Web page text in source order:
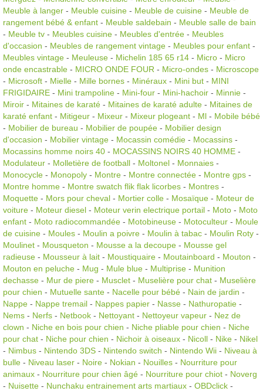
Meuble à langer - Meuble cuisine - Meuble de cuisine - Meuble de
rangement bébé & enfant - Meuble saldebain - Meuble salle de bain
- Meuble tv - Meubles cuisine - Meubles d'entrée - Meubles
d'occasion - Meubles de rangement vintage - Meubles pour enfant -
Meubles vintage - Meuleuse - Michelin 185 65 r14 - Micro - Micro
onde encastrable - MICRO ONDE FOUR - Micro-ondes - Microscope
- Microsoft - Mielle - Mille bornes - Minéraux - Mini but - MINI
FRIGIDAIRE - Mini trampoline - Mini-four - Mini-hachoir - Minnie -
Miroir - Mitaines de karaté - Mitaines de karaté adulte - Mitaines de
karaté enfant - Mitigeur - Mixeur - Mixeur plogeant - Ml - Mobile bébé
- Mobilier de bureau - Mobilier de poupée - Mobilier design
d'occasion - Mobilier vintage - Mocassin comédie - Mocassins -
Mocassins homme noirs 40 - MOCASSINS NOIRS 40 HOMME -
Modulateur - Molletière de football - Moltonel - Monnaies -
Monocycle - Monopoly - Montre - Montre connectée - Montre gps -
Montre homme - Montre swatch flik flak licorbes - Montres -
Moquette - Mors pour cheval - Mortier colle - Mosaïque - Moteur de
voiture - Moteur diesel - Moteur verin electrique portail - Moto - Moto
enfant - Moto radiocommandée - Motobineuse - Motoculteur - Moule
de cuisine - Moules - Moulin a poivre - Moulin à tabac - Moulin Roty -
Moulinet - Mousqueton - Mousse a la decoupe - Mousse gel
radieuse - Mousseur à lait - Moustiquaire - Moutainboard - Mouton -
Mouton en peluche - Mug - Mule blue - Multiprise - Munition
dechasse - Mur de piere - Musclet - Muselière pour chat - Muselière
pour chien - Mutuelle sante - Nacelle pour bébé - Nain de jardin -
Nappe - Nappe tremail - Nappes papier - Nasse - Nathuropatie -
Nems - Nerfs - Netbook - Nettoyant - Nettoyeur vapeur - Nez de
clown - Niche en bois pour chien - Niche pliable pour chien - Niche
pour chat - Niche pour chien - Nichoir à oiseaux - Nicoll - Nike - Nikel
- Nimbus - Nintendo 3DS - Nintendo switch - Nintendo Wii - Niveau à
bulle - Niveau laser - Noire - Nokian - Nouilles - Nourriture pour
animaux - Nourriture pour chien âgé - Nourriture pour chiot - Noverg
- Nuisette - Nunchaku entrainement arts martiaux - OBDclick -